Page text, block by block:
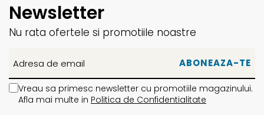
Newsletter
Nu rata ofertele si promotiile noastre
Vreau sa primesc newsletter cu promotiile magazinului.
Afla mai multe in Politica de Confidentialitate